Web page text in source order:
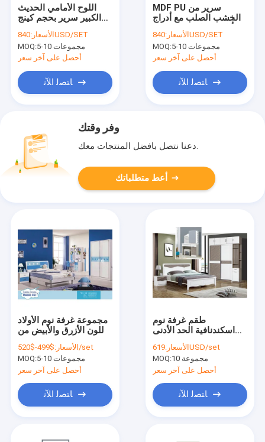
اللوح الأمامي الحديث
الكبير سرير بحجم كينج
ملمالأسعار: 840USD/SET
MOQ:
5-10 مجموعات
أحصل على آخر سعر
ﺎﺘﺼﻟ ﺍﻶﻧ
MDF PU سرير من
الخشب الصلب مع أدراج
أثاث منزلي مجموعات
غرف نوم 2 * 2m
الأسعار:840USD/SET
MOQ:
5-10 مجموعات
أحصل على آخر سعر
ﺎﺘﺼﻟ ﺍﻶﻧ
وفر وقتك
دعنا نتصل بأفضل المنتجات معك.
أعط متطلباتك
مجموعة غرفة نوم الأولاد
باللون الأزرق والأبيض من
بسيطة
الأسعار: $499-$520/set
MOQ:
5-10 مجموعات
أحصل على آخر سعر
ﺎﺘﺼﻟ ﺍﻶﻧ
طقم غرفة نوم
اسكندنافية الحد الأدنى
متر تجميع بسيط
الأسعار:619USD/set
MOQ:
10 مجموعة
أحصل على آخر سعر
ﺎﺘﺼﻟ ﺍﻶﻧ